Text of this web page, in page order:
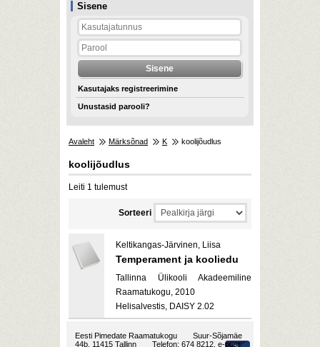
Sisene
Kasutajaks registreerimine
Unustasid parooli?
Avaleht Märksõnad K koolijõudlus
koolijõudlus
Leiti 1 tulemust
Sorteeri
Keltikangas-Järvinen, Liisa
Temperament ja kooliedu
Tallinna Ülikooli Akadeemiline
Raamatukogu, 2010
Helisalvestis, DAISY 2.02
Eesti Pimedate Raamatukogu
Suur-Sõjamäe
44b, 11415 Tallinn
Telefon: 674 8212, e-post: